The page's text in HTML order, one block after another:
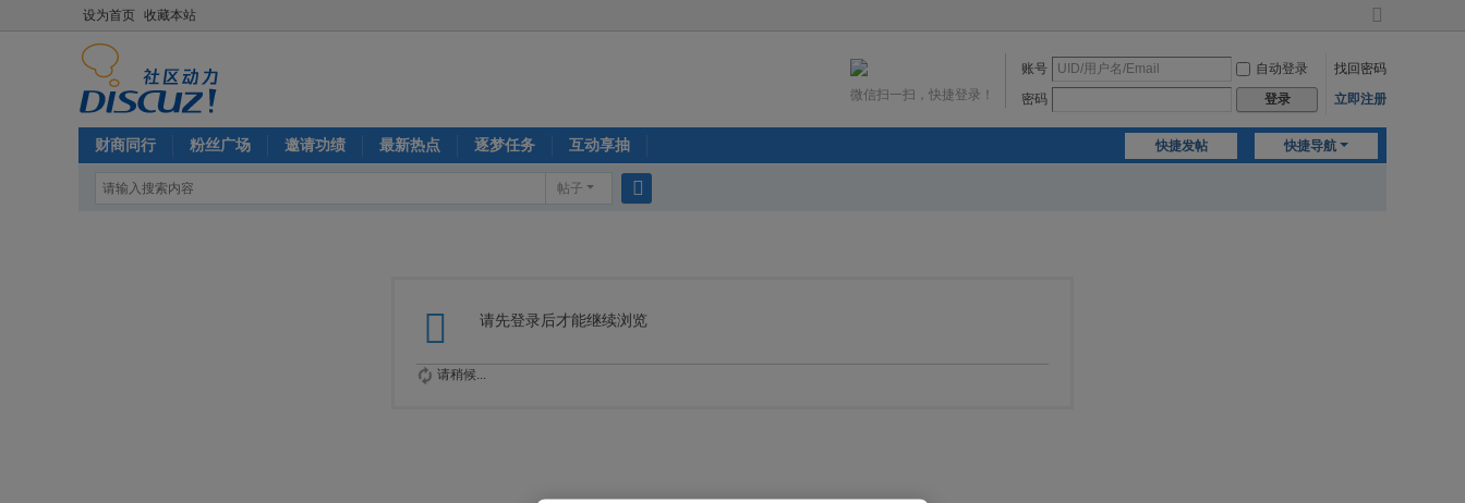
设为首页 收藏本站
切
到
宽
账号 自动登录
找回密码
密码
登录 立即注册
微信扫一扫，快捷登录！
快捷导航
财商同行 粉丝广场 邀请功绩 最新热点 逐梦任务 互动享抽 快捷发帖
帖子
请先登录后才能继续浏览
请稍候...